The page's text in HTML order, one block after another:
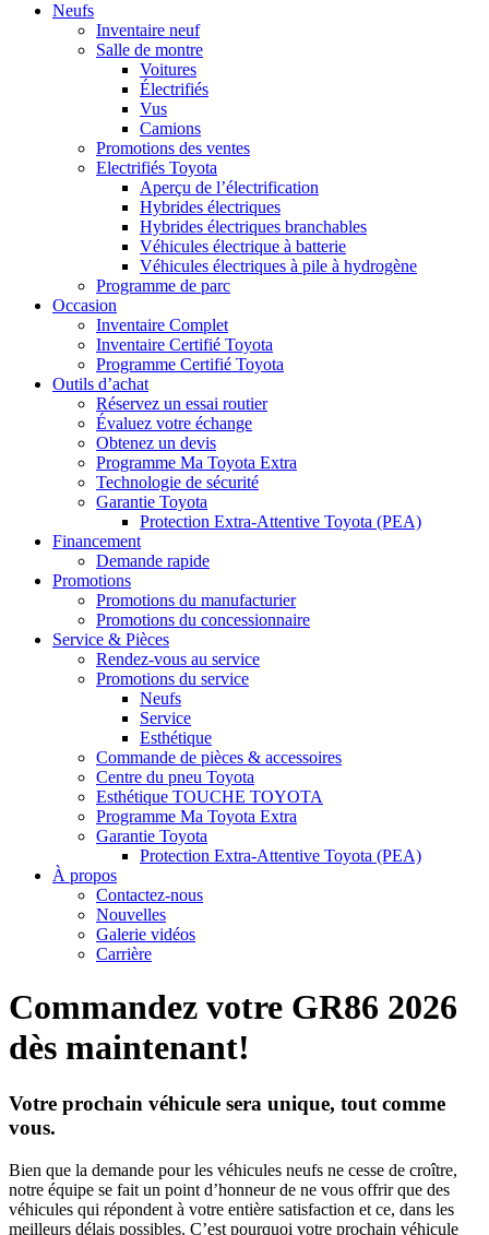
Neufs
Inventaire neuf
Salle de montre
Voitures
Électrifiés
Vus
Camions
Promotions des ventes
Electrifiés Toyota
Aperçu de l’électrification
Hybrides électriques
Hybrides électriques branchables
Véhicules électrique à batterie
Véhicules électriques à pile à hydrogène
Programme de parc
Occasion
Inventaire Complet
Inventaire Certifié Toyota
Programme Certifié Toyota
Outils d’achat
Réservez un essai routier
Évaluez votre échange
Obtenez un devis
Programme Ma Toyota Extra
Technologie de sécurité
Garantie Toyota
Protection Extra-Attentive Toyota (PEA)
Financement
Demande rapide
Promotions
Promotions du manufacturier
Promotions du concessionnaire
Service & Pièces
Rendez-vous au service
Promotions du service
Neufs
Service
Esthétique
Commande de pièces & accessoires
Centre du pneu Toyota
Esthétique TOUCHE TOYOTA
Programme Ma Toyota Extra
Garantie Toyota
Protection Extra-Attentive Toyota (PEA)
À propos
Contactez-nous
Nouvelles
Galerie vidéos
Carrière
Commandez votre GR86 2026
dès maintenant!
Votre prochain véhicule sera unique, tout comme
vous.
Bien que la demande pour les véhicules neufs ne cesse de croître,
notre équipe se fait un point d’honneur de ne vous offrir que des
véhicules qui répondent à votre entière satisfaction et ce, dans les
meilleurs délais possibles. C’est pourquoi votre prochain véhicule